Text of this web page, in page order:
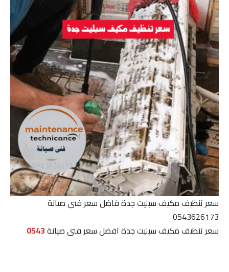
سعر تنظيف مكيف سبليت جدة فاضل سعر فنى صيانة
0543626173
سعر تنظيف مكيف سبليت جدة افضل سعر فنى صيانة0543